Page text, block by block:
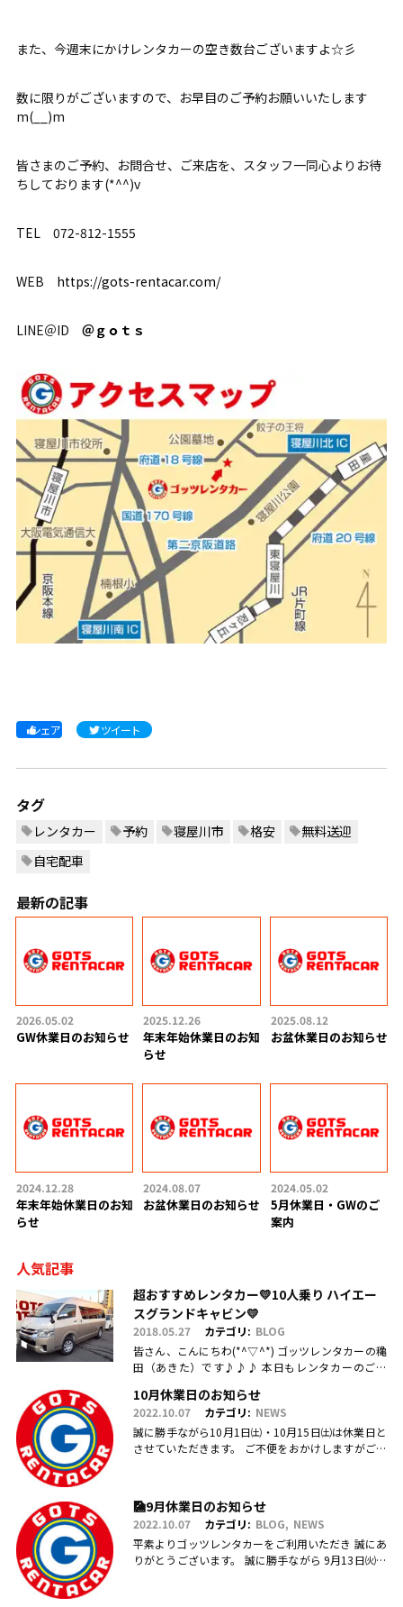
また、今週末にかけレンタカーの空き数台ございますよ☆彡
数に限りがございますので、お早目のご予約お願いいたします
m(__)m
皆さまのご予約、お問合せ、ご来店を、スタッフ一同心よりお待
ちしております(*^^)v
TEL 072-812-1555
WEB https://gots-rentacar.com/
LINE＠ID ＠ｇｏｔｓ
シェア ツイート
タグ
レンタカー 予約 寝屋川市 格安
無料送迎
自宅配車
最新の記事
2026.05.02
GW休業日のお知らせ
2025.12.26
年末年始休業日のお知
らせ
2025.08.12
お盆休業日のお知らせ
2024.12.28
年末年始休業日のお知
らせ
2024.08.07
お盆休業日のお知らせ
2024.05.02
5月休業日・GWのご
案内
人気記事
超おすすめレンタカー💛10人乗り ハイエー
スグランドキャビン💛
2018.05.27 カテゴリ: BLOG
皆さん、こんにちわ(*^▽^*) ゴッツレンタカーの穐
田（あきた）です♪♪♪ 本日もレンタカーのご利
りがとうございます(.....
10月休業日のお知らせ
2022.10.07 カテゴリ: NEWS
誠に勝手ながら10月1日㈯・10月15日㈯は休業日と
させていただきます。 ご不便をおかけしますがご理
🎑9月休業日のお知らせ
2022.10.07 カテゴリ: BLOG
NEWS
平素よりゴッツレンタカーをご利用いただき 誠にあ
りがとうございます。 誠に勝手ながら 9月13日㈫・